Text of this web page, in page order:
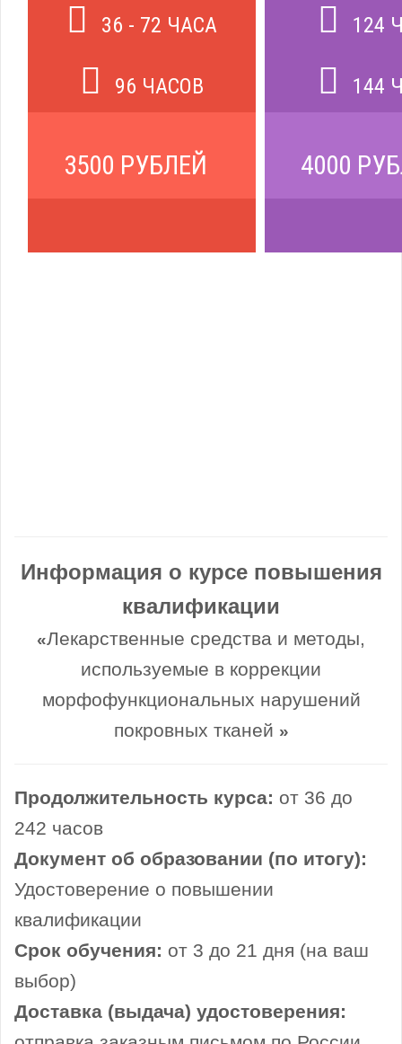
36 - 72 ЧАСА
96 ЧАСОВ
3500 РУБЛЕЙ
124
144
4000
Информация о курсе повышения
квалификации
«Лекарственные средства и методы,
используемые в коррекции
морфофункциональных нарушений
покровных тканей »
Продолжительность курса: от 36 до
242 часов
Документ об образовании (по итогу):
Удостоверение о повышении
квалификации
Срок обучения: от 3 до 21 дня (на ваш
выбор)
Доставка (выдача) удостоверения: